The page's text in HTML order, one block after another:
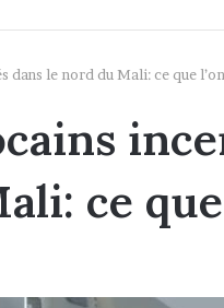
dans le nord du Mali: ce que
ce